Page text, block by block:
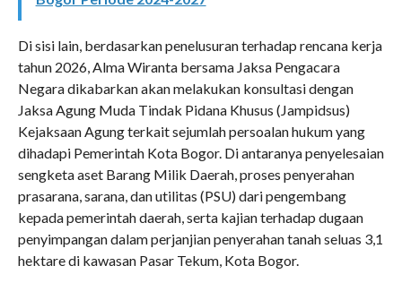
Di sisi lain, berdasarkan penelusuran terhadap rencana kerja
tahun 2026, Alma Wiranta bersama Jaksa Pengacara
Negara dikabarkan akan melakukan konsultasi dengan
Jaksa Agung Muda Tindak Pidana Khusus (Jampidsus)
Kejaksaan Agung terkait sejumlah persoalan hukum yang
dihadapi Pemerintah Kota Bogor. Di antaranya penyelesaian
sengketa aset Barang Milik Daerah, proses penyerahan
prasarana, sarana, dan utilitas (PSU) dari pengembang
kepada pemerintah daerah, serta kajian terhadap dugaan
penyimpangan dalam perjanjian penyerahan tanah seluas 3,1
hektare di kawasan Pasar Tekum, Kota Bogor.